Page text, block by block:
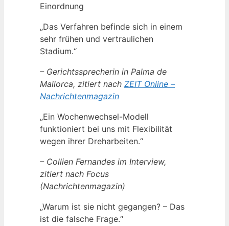
Einordnung
„Das Verfahren befinde sich in einem
sehr frühen und vertraulichen
Stadium.“
– Gerichtssprecherin in Palma de
Mallorca, zitiert nach ZEIT Online –
Nachrichtenmagazin
„Ein Wochenwechsel-Modell
funktioniert bei uns mit Flexibilität
wegen ihrer Dreharbeiten.“
– Collien Fernandes im Interview,
zitiert nach Focus
(Nachrichtenmagazin)
„Warum ist sie nicht gegangen? – Das
ist die falsche Frage.“